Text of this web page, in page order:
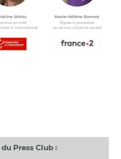
Press Club :